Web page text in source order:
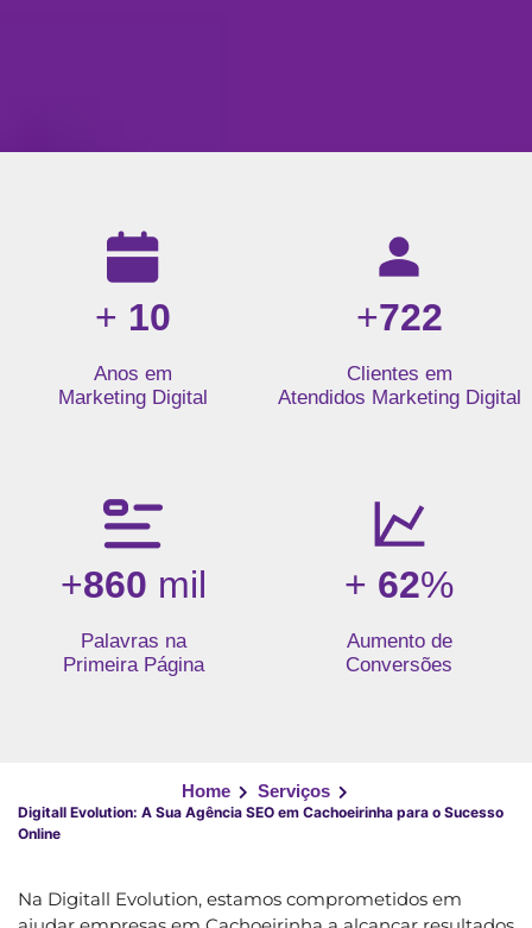
Resultados da nossa agência de marketing digital: mais
+ 10
Anos em
Marketing Digital
+722
Clientes em
Atendidos Marketing Digital
+860 mil
Palavras na
Primeira Página
+ 62%
Aumento de
Conversões
Home Serviços
Digitall Evolution: A Sua Agência SEO em Cachoeirinha para o Sucesso
Online
Na Digitall Evolution, estamos comprometidos em